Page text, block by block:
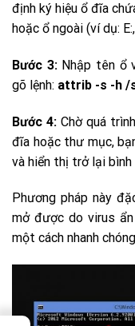
định ký hiệu ổ đĩa
hoặc ổ ngoài (ví dụ: E:,
Bước 3:Nhập tên ổ
gõ lệnh: attrib -s -h /
Bước 4:Chờ quá
đĩa hoặc thư mục,
và hiển thị trở lại bình
Phương pháp này
mở được do virus
một cách nhanh